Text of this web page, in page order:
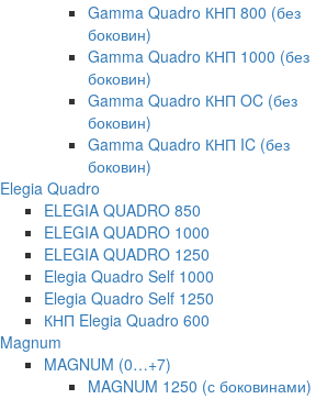
Gamma Quadro КНП 800 (без
боковин)
Gamma Quadro КНП 1000 (без
боковин)
Gamma Quadro КНП OC (без
боковин)
Gamma Quadro КНП IC (без
боковин)
Elegia Quadro
ELEGIA QUADRO 850
ELEGIA QUADRO 1000
ELEGIA QUADRO 1250
Elegia Quadro Self 1000
Elegia Quadro Self 1250
КНП Elegia Quadro 600
Magnum
MAGNUM (0…+7)
MAGNUM 1250 (с боковинами)